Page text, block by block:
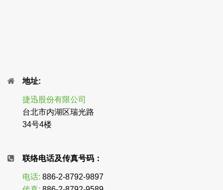
地址:
捷迅股份有限公司
台北市内湖区瑞光路
34号4楼
联络电话及传真号码：
电话: 886-2-8792-9897